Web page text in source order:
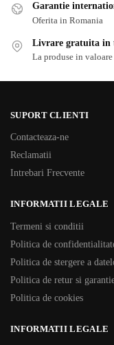
Garantie
Oferita in Romania
Livrare gratuita in
La produse in
SUPORT CLIENTI
Contacteaza-ne
Reclamatii
Intrebari Frecvente
INFORMATII LEGALE
Termeni si conditii
Politica de
Politica de stergere a
Politica de retur si
Politica de cookies
INFORMATII LEGALE